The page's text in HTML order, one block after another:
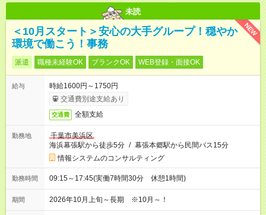
未読
NEW
＜10月スタート＞安心の大手グループ！穏やか
環境で働こう！事務
派遣 職種未経験OK ブランクOK WEB登録・面接OK
給与
時給1600円～1750円
交通費別途支給あり
交通費 全額支給
勤務地
千葉市美浜区
海浜幕張駅から徒歩5分 / 幕張本郷駅から民間バス15分
情報システムのコンサルティング
勤務時間 09:15～17:45(実働7時間30分 休憩1時間)
期間 2026年10月上旬～長期 ※10月～！